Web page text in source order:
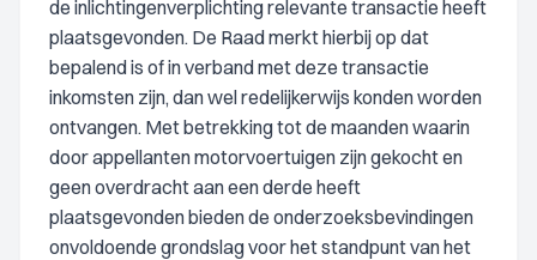
de inlichtingenverplichting relevante transactie heeft
plaatsgevonden. De Raad merkt hierbij op dat
bepalend is of in verband met deze transactie
inkomsten zijn, dan wel redelijkerwijs konden worden
ontvangen. Met betrekking tot de maanden waarin
door appellanten motorvoertuigen zijn gekocht en
geen overdracht aan een derde heeft
plaatsgevonden bieden de onderzoeksbevindingen
onvoldoende grondslag voor het standpunt van het